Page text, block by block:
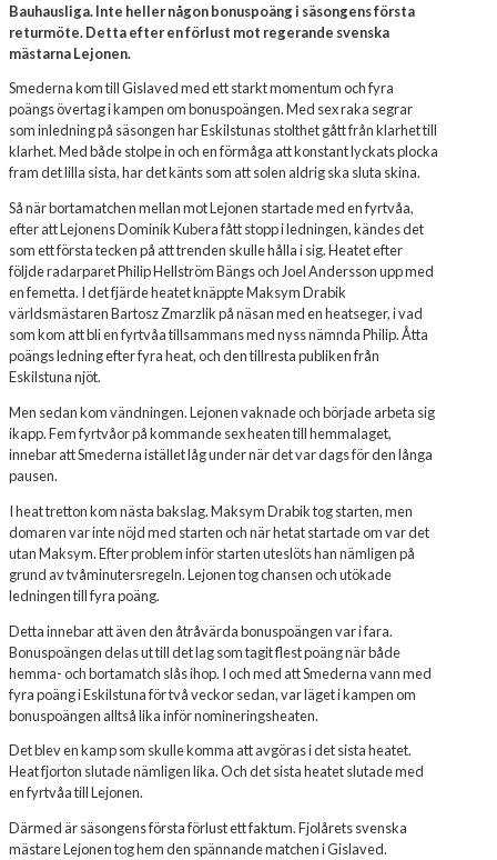
Bauhausliga. Inte heller någon bonuspoäng i säsongens första
returmöte. Detta efter en förlust mot regerande svenska
mästarna Lejonen.
Smederna kom till Gislaved med ett starkt momentum och fyra
poängs övertag i kampen om bonuspoängen. Med sex raka segrar
som inledning på säsongen har Eskilstunas stolthet gått från klarhet till
klarhet. Med både stolpe in och en förmåga att konstant lyckats plocka
fram det lilla sista, har det känts som att solen aldrig ska sluta skina.
Så när bortamatchen mellan mot Lejonen startade med en fyrtvåa,
efter att Lejonens Dominik Kubera fått stopp i ledningen, kändes det
som ett första tecken på att trenden skulle hålla i sig. Heatet efter
följde radarparet Philip Hellström Bängs och Joel Andersson upp med
en femetta. I det fjärde heatet knäppte Maksym Drabik
världsmästaren Bartosz Zmarzlik på näsan med en heatseger, i vad
som kom att bli en fyrtvåa tillsammans med nyss nämnda Philip. Åtta
poängs ledning efter fyra heat, och den tillresta publiken från
Eskilstuna njöt.
Men sedan kom vändningen. Lejonen vaknade och började arbeta sig
ikapp. Fem fyrtvåor på kommande sex heaten till hemmalaget,
innebar att Smederna istället låg under när det var dags för den långa
pausen.
I heat tretton kom nästa bakslag. Maksym Drabik tog starten, men
domaren var inte nöjd med starten och när hetat startade om var det
utan Maksym. Efter problem inför starten uteslöts han nämligen på
grund av tvåminutersregeln. Lejonen tog chansen och utökade
ledningen till fyra poäng.
Detta innebar att även den åtråvärda bonuspoängen var i fara.
Bonuspoängen delas ut till det lag som tagit flest poäng när både
hemma- och bortamatch slås ihop. I och med att Smederna vann med
fyra poäng i Eskilstuna för två veckor sedan, var läget i kampen om
bonuspoängen alltså lika inför nomineringsheaten.
Det blev en kamp som skulle komma att avgöras i det sista heatet.
Heat fjorton slutade nämligen lika. Och det sista heatet slutade med
en fyrtvåa till Lejonen.
Därmed är säsongens första förlust ett faktum. Fjolårets svenska
mästare Lejonen tog hem den spännande matchen i Gislaved.